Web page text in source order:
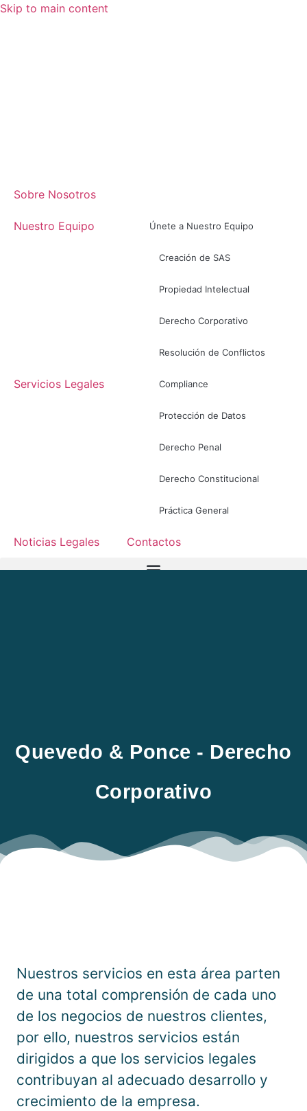
Skip to main content
Sobre Nosotros
Nuestro Equipo Únete a Nuestro Equipo
Servicios Legales
Creación de SAS
Propiedad Intelectual
Derecho Corporativo
Resolución de Conflictos
Compliance
Protección de Datos
Derecho Penal
Derecho Constitucional
Práctica General
Noticias Legales Contactos
Quevedo & Ponce - Derecho
Corporativo
Nuestros servicios en esta área parten
de una total comprensión de cada uno
de los negocios de nuestros clientes,
por ello, nuestros servicios están
dirigidos a que los servicios legales
contribuyan al adecuado desarrollo y
crecimiento de la empresa.